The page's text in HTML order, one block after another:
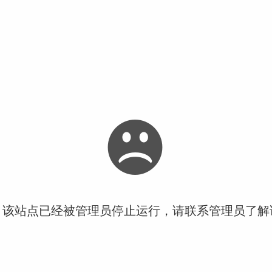
站点已经被管理员停止运行，请联系管理员了